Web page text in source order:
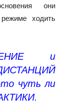
они
ходить
и
чуть ли